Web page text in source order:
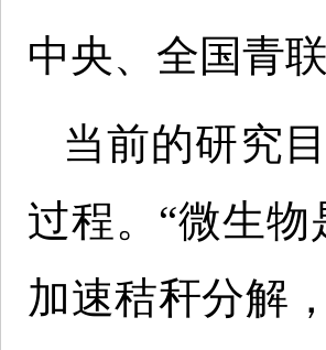
中央、全国青
当前的研究
过程。“微生
加速秸秆分解